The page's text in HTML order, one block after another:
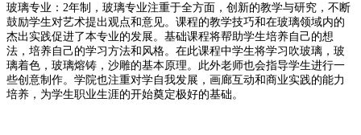
玻璃专业：2年制，玻璃专业注重于全方面，创新的教学与研究，不断
鼓励学生对艺术提出观点和意见。课程的教学技巧和在玻璃领域内的
杰出实践促进了本专业的发展。基础课程将帮助学生培养自己的想
法，培养自己的学习方法和风格。在此课程中学生将学习吹玻璃，玻
璃着色，玻璃熔铸，沙雕的基本原理。此外老师也会指导学生进行一
些创意制作。学院也注重对学自我发展，画廊互动和商业实践的能力
培养，为学生职业生涯的开始奠定极好的基础。